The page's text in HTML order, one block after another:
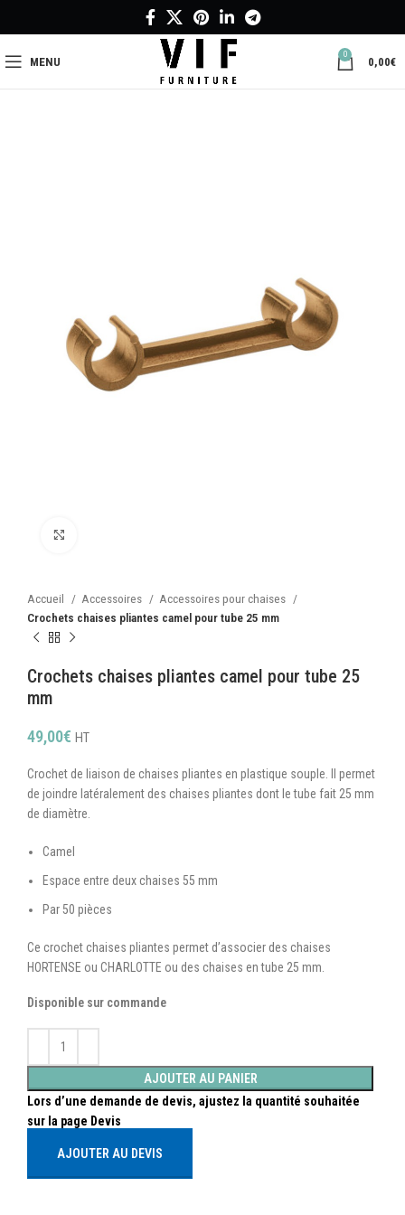
MENU
0
0,00€
Accueil Accessoires
Accessoires pour chaises
Crochets chaises pliantes camel pour tube 25 mm
Crochets chaises pliantes camel pour tube 25
mm
49,00€ HT
Crochet de liaison de chaises pliantes en plastique souple. Il permet
de joindre latéralement des chaises pliantes dont le tube fait 25 mm
de diamètre.
Camel
Espace entre deux chaises 55 mm
Par 50 pièces
Ce crochet chaises pliantes permet d’associer des chaises
HORTENSE ou CHARLOTTE ou des chaises en tube 25 mm.
Disponible sur commande
AJOUTER AU PANIER
AJOUTER AU DEVIS